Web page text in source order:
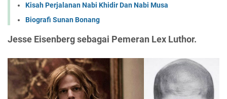
Kisah Perjalanan Nabi Khidir Dan Nabi Musa
Biografi Sunan Bonang
Jesse Eisenberg sebagai Pemeran Lex Luthor.